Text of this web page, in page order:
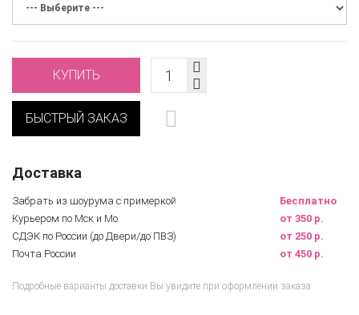
КУПИТЬ
БЫСТРЫЙ ЗАКАЗ
Доставка
Забрать из шоурума с примеркой
Бесплатно
Курьером по Мск и Мо
от 350 р.
СДЭК по России (до Двери/до ПВЗ)
от 250 р.
Почта России
от 450 р.
Подробные варианты доставки Вы увидите при оформлении заказа